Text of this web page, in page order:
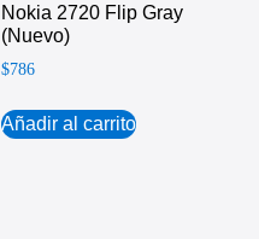
Nokia 2720 Flip Gray
(Nuevo)
$786
Añadir al carrito